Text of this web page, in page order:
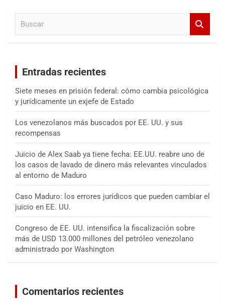
Entradas recientes
Siete meses en prisión federal: cómo cambia psicológica
y jurídicamente un exjefe de Estado
Los venezolanos más buscados por EE. UU. y sus
recompensas
Juicio de Alex Saab ya tiene fecha: EE.UU. reabre uno de
los casos de lavado de dinero más relevantes vinculados
al entorno de Maduro
Caso Maduro: los errores jurídicos que pueden cambiar el
juicio en EE. UU.
Congreso de EE. UU. intensifica la fiscalización sobre
más de USD 13.000 millones del petróleo venezolano
administrado por Washington
Comentarios recientes